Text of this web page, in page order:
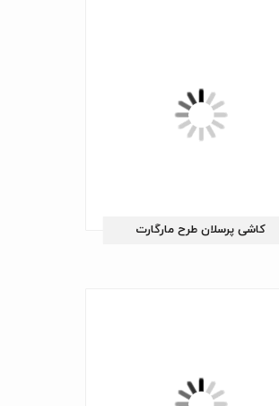
کاشی پرسلان طرح مارگارت